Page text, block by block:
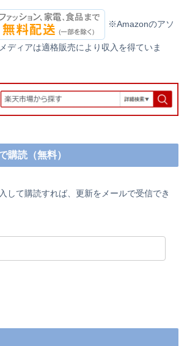
※Amazonのアソ
ディアは適格販売により収入を得ていま
購読（無料）
して購読すれば、更新をメールで受信でき